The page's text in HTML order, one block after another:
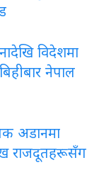
विदेशमा
बिहीबार नेपाल
अडानमा
राजदूतहरूसँग